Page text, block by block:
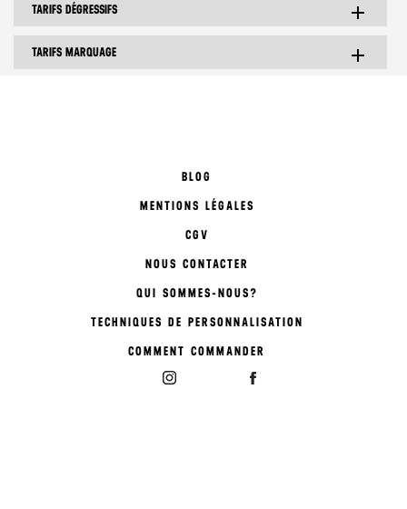
TARIFS DÉGRESSIFS add
TARIFS MARQUAGE add
BLOG
MENTIONS LÉGALES
CGV
NOUS CONTACTER
QUI SOMMES-NOUS?
TECHNIQUES DE PERSONNALISATION
COMMENT COMMANDER